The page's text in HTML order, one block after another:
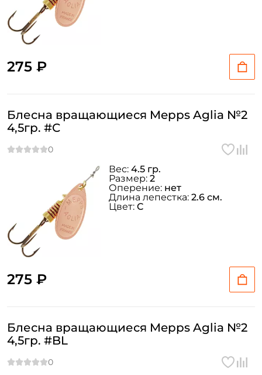
275 ₽
Блесна вращающиеся Mepps Aglia №2
4,5гр. #C
275 ₽
Вес: 4.5 гр.
Размер: 2
Оперение: нет
Длина лепестка: 2.6 см.
Цвет: C
Блесна вращающиеся Mepps Aglia №2
4,5гр. #BL